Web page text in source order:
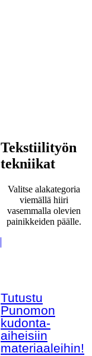
Tekstiilityön
tekniikat
Valitse alakategoria
viemällä hiiri
vasemmalla olevien
painikkeiden päälle.
Tutustu
Punomon
kudonta-
aiheisiin
materiaaleihin!